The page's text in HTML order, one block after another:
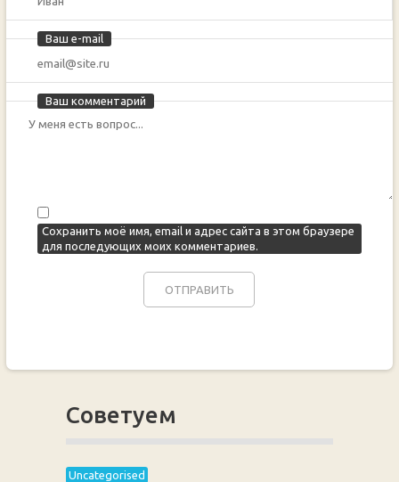
Ваш e-mail
Ваш комментарий
Сохранить моё имя, email и адрес сайта в этом браузере
для последующих моих комментариев.
Советуем
Uncategorised